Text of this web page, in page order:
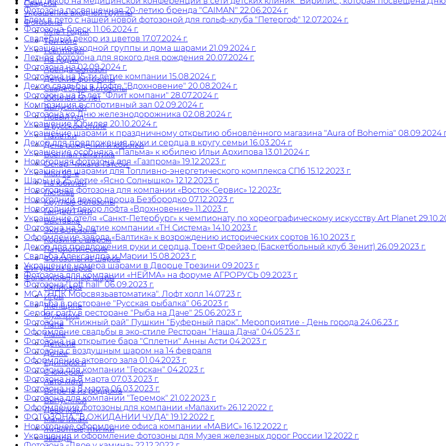
Свадьба
Украшение входной группы
Фотозоны
Мне 1 годик
Три кота
1 сентября
На годик
Аренда фотозон
Детские фотозоны
Свадебные фотозоны
Юбилей 50 лет
Выпускной
Новый год
В русском стиле
Пайетки
День рождения и юбилей
Военная тематика
Оскар. Чикаго. Гэтсби.
Мои 90-е
На юбилей
Любовь
Круглые фотозоны
Гендер Пати
Выставка
Эко фотозона
Корзина с шаром
Патриотические
Фотозоны из шаров
Фигуры из шаров
Фольгированные шары
Капибара
Игры
Женщине
Мужчине
Папе
Маме
Детские
Дочке
Единороги
С юмором
Авто-мото
Встреча из роддома
Выпускной
Девочкам
Мальчикам
Животные, птички
Звезды
Фотозона посвященная 20-летию бренда "CAIMAN" 22.06.2024 г.
Едем в лето с нашей новой фотозоной для гольф-клуба "Петергоф" 12.07.2024 г.
Фотозона-блеск 11.06.2024 г.
Свадебный декор из цветов 17.07.2024 г.
Украшение входной группы и дома шарами 21.09.2024 г.
Летняя фотозона для яркого дня рождения 20.07.2024 г.
Фотозона на 02.09.2024 г.
Фотозона на 15-ти летие компании 15.08.2024 г.
Декор свадьбы в Лофте "Вдохновение" 20.08.2024 г.
Фотозона на 15 лет "Флит компани" 28.07.2024 г.
Композиция в спортивный зал 02.09.2024 г.
Фотозона ко Дню железнодорожника 02.08.2024 г.
Украшение Юбилея 20.10.2024 г.
Украшение шарами к праздничному открытию обновлённого магазина "Aura of Bohemia" 08.09.2024
Декор для предложения руки и сердца в кругу семьи 16.03.204 г.
Украшение особняка «Пальма» к юбилею Ильи Архипова 13.01.2024 г.
Новогодняя фотозона для «Газпрома» 19.12.2023 г.
Украшение шарами для Топливно-энергетического комплекса СПб 15.12.2023 г.
Шары на 25-летие «Ясно Солнышко» 12.12.2023 г.
Новогодняя фотозона для компании «Восток-Сервис» 12.2023г.
Новогодний декор дворца Безбородко 07.12.2023 г.
Новогодний декор лофта «Вдохновение» 11.2023 г.
Украшение отеля «Санкт-Петербург» к чемпионату по хореографическому искусству Art Planet
Фотозона на 9-летие компании «ТН Система» 14.10.2023 г.
Оформление завода «Балтика» к возрождению исторических сортов 16.10.2023 г.
Декор для предложения руки и сердца, Трент Фрейзер (Баскетбольный клуб Зенит) 26.09.2023 г.
Свадьба Александра и Марии 15.08.2023 г.
Украшение номера шарами в Дворце Трезини 09.2023 г.
Фотозона для компании «НЕЙМА» на форуме АГРОРУСЬ 09.2023 г.
Фотозона "Loft hall" 06.09.2023 г.
МСА "НПК Морсвязьавтоматика". Лофт холл 14.07.23 г.
Свадьба в ресторане "Русская рыбалка" 06.2023 г.
Gender party в ресторане "Рыба на Даче" 25.06.2023 г.
Фотозона "Книжный рай" Пушкин "Буферный парк". Мероприятие - День города 24.06.23 г.
Оформление свадьбы в эко-стиле Ресторан "Наша Дача" 04.05.23 г.
Фотозона на открытие бара "Сплетни" Анны Асти 04.2023 г.
Фотозона с воздушным шаром на 14 февраля
Оформление актового зала 01.04.2023 г.
Фотозона для компании "Геоскан" 04.2023 г.
Фотозона на 8 марта 07.03.2023 г.
Фотозона на 8 марта 06.03.2023 г.
Фотозона для компании "Теремок" 21.02.2023 г.
Оформление фотозоны для компании «Малахит» 26.12.2022 г.
ФОТОЗОНА "В ОЖИДАНИИ ЧУДА" 19.12.2022 г.
Новогоднее оформление офиса компании «МАВИС» 16.12.2022 г.
Украшения и оформление фотозоны для Музея железных дорог России 12.2022 г.